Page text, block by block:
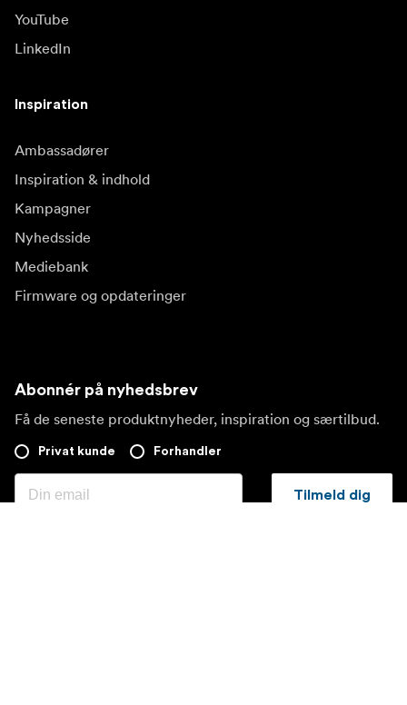
YouTube
LinkedIn
Inspiration
Ambassadører
Inspiration & indhold
Kampagner
Nyhedsside
Mediebank
Firmware og opdateringer
Abonnér på nyhedsbrev
Få de seneste produktnyheder, inspiration og særtilbud.
Privat kunde Forhandler
Tilmeld dig